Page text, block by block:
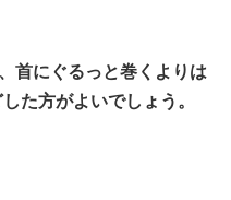
首にぐるっと巻くよりは
た方がよいでしょう。